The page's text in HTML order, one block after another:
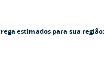
estimados para sua região: